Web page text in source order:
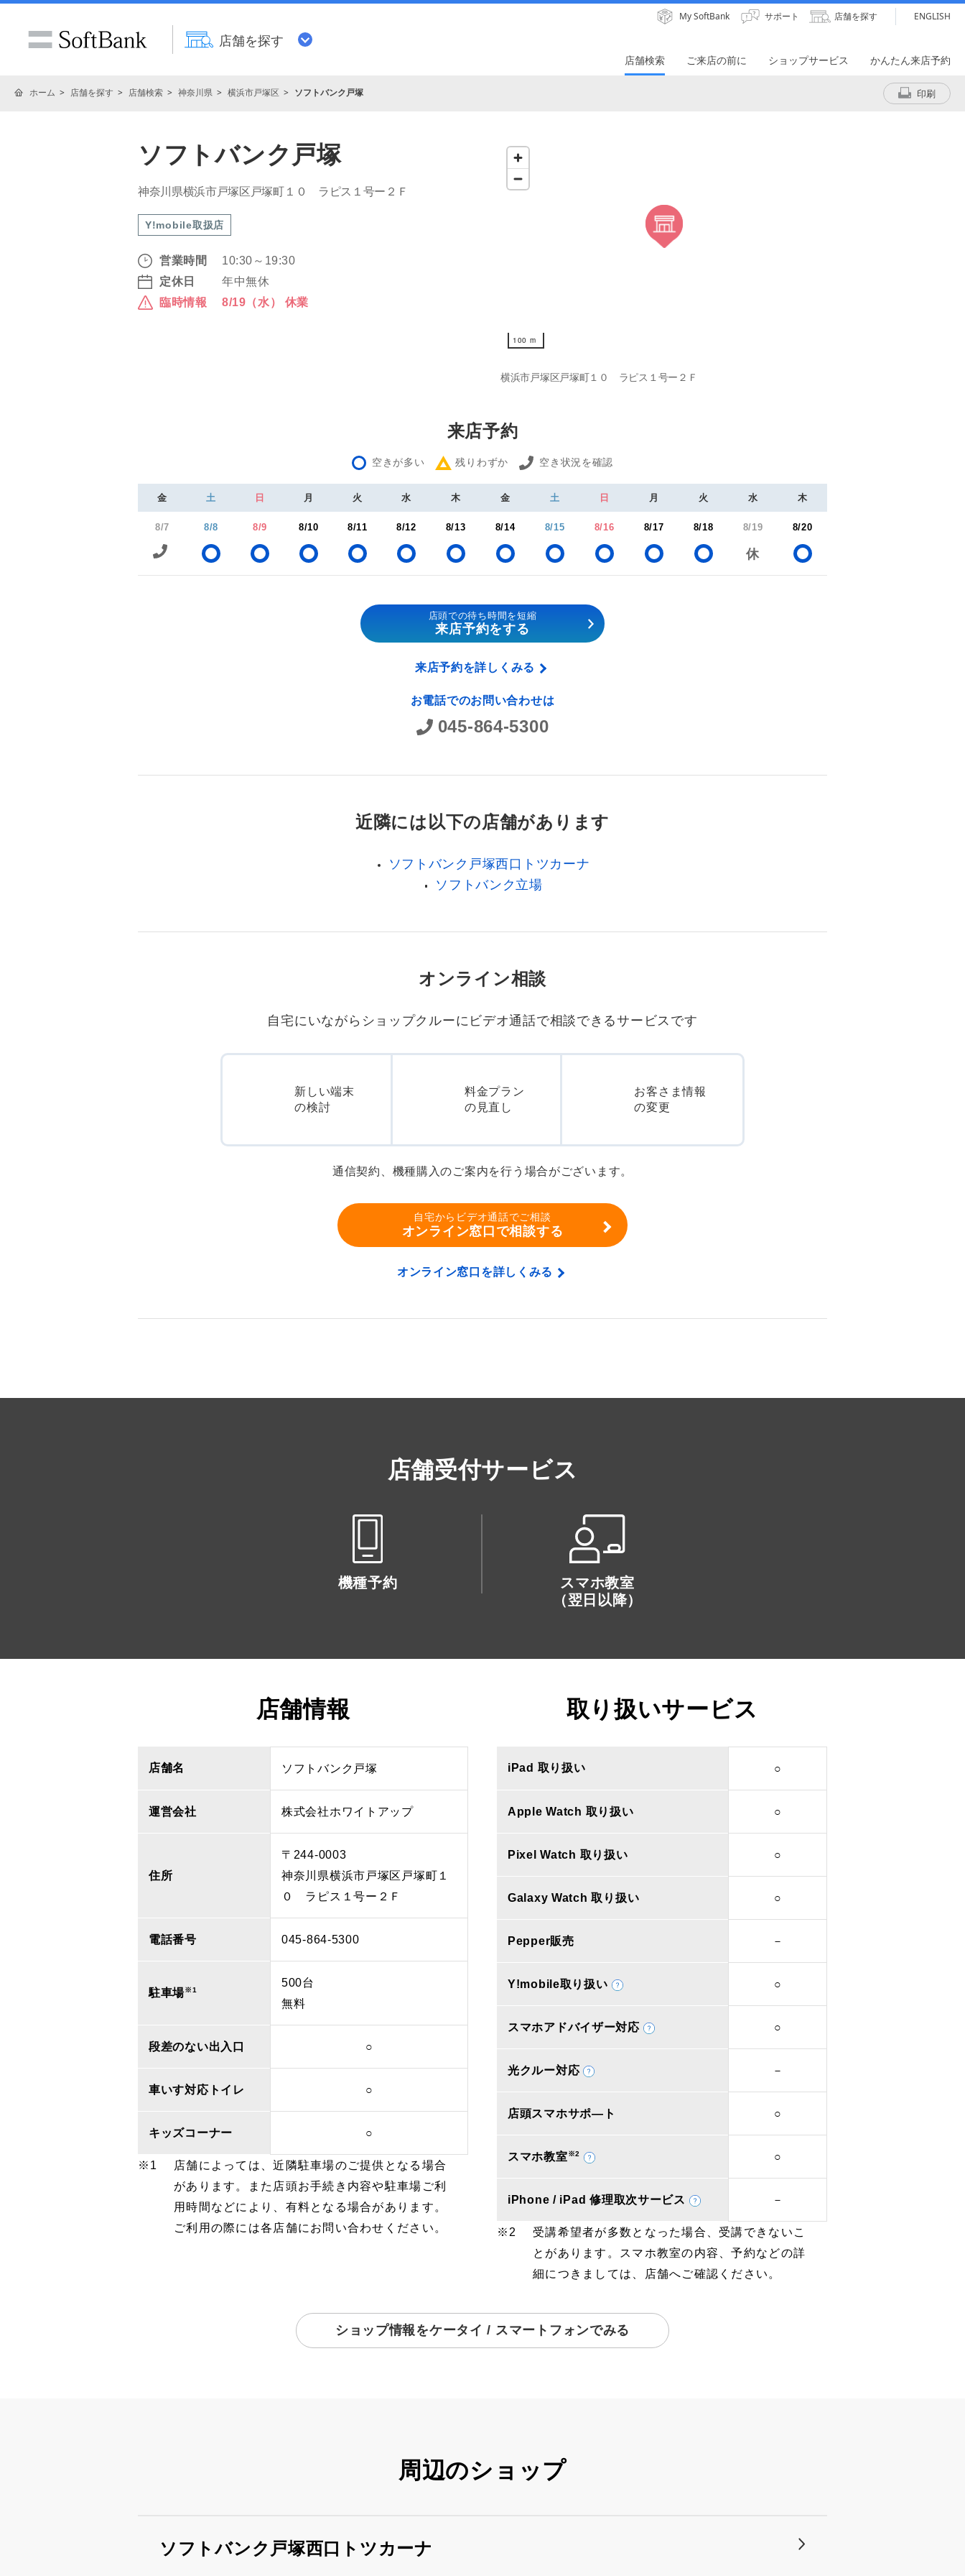
店舗を探す
My SoftBank サポート 店舗を探す ENGLISH
店舗検索 ご来店の前に ショップサービス かんたん来店予約
ホーム 店舗を探す 店舗検索 神奈川県 横浜市戸塚区 ソフトバンク戸塚 印刷
ソフトバンク戸塚
神奈川県横浜市戸塚区戸塚町１０ ラピス１号ー２Ｆ
Y!mobile取扱店
営業時間
10:30～19:30
定休日
年中無休
臨時情報
8/19（水） 休業
100 m
100 m
横浜市戸塚区戸塚町１０ ラピス１号ー２Ｆ
来店予約
空きが多い 残りわずか 空き状況を確認
金 土 日 月 火 水 木 金 土 日 月 火 水 木
8/7 8/8 8/9 8/10 8/11 8/12 8/13 8/14 8/15 8/16 8/17 8/18 8/19 8/20
店頭での待ち時間を短縮
来店予約をする
来店予約を詳しくみる
お電話でのお問い合わせは
045-864-5300
近隣には以下の店舗があります
ソフトバンク戸塚西口トツカーナ
ソフトバンク立場
オンライン相談
自宅にいながらショップクルーに ビデオ通話で相談できるサービスです
新しい端末
の検討
料金プラン
の見直し
お客さま情報
の変更
通信契約、機種購入のご案内を行う場合がございます。
自宅からビデオ通話でご相談
オンライン窓口で相談する
オンライン窓口を詳しくみる
店舗受付サービス
機種予約
スマホ教室
（翌日以降）
店舗情報
店舗名 ソフトバンク戸塚
運営会社 株式会社ホワイトアップ
住所
〒244-0003
神奈川県横浜市戸塚区戸塚町１
０ ラピス１号ー２Ｆ
電話番号 045-864-5300
駐車場※1
500台
無料
段差のない出入口 ○
車いす対応トイレ ○
キッズコーナー ○
店舗によっては、近隣駐車場のご提供となる場合
があります。また店頭お手続き内容や駐車場ご利
用時間などにより、有料となる場合があります。
ご利用の際には各店舗にお問い合わせください。
取り扱いサービス
iPad 取り扱い ○
Apple Watch 取り扱い ○
Pixel Watch 取り扱い ○
Galaxy Watch 取り扱い ○
Pepper販売 －
Y!mobile取り扱い ○
スマホアドバイザー対応 ○
光クルー対応 －
店頭スマホサポ―ト ○
スマホ教室※2 ○
iPhone / iPad 修理取次サービス －
受講希望者が多数となった場合、受講できないこ
とがあります。スマホ教室の内容、予約などの詳
細につきましては、店舗へご確認ください。
ショップ情報をケータイ / スマートフォンでみる
周辺のショップ
ソフトバンク戸塚西口トツカーナ